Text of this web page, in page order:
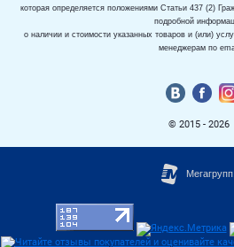
которая определяется положениями Статьи 437 (2)
подробной
о наличии и стоимости указанных товаров и (или)
менеджерам по
© 2015 - 2026